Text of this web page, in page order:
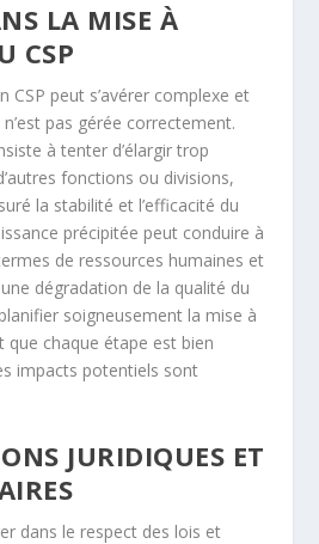
LA MISE À
CSP
CSP peut s’avérer complexe et
pas gérée correctement.
à tenter d’élargir trop
fonctions ou divisions,
la stabilité et l’efficacité du
précipitée peut conduire à
de ressources humaines et
dégradation de la qualité du
soigneusement la mise à
que chaque étape est bien
impacts potentiels sont
JURIDIQUES ET
dans le respect des lois et